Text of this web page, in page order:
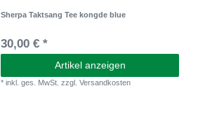
Sherpa Taktsang Tee kongde blue
30,00 € *
Artikel anzeigen
*inkl. ges. MwSt. zzgl.Versandkosten